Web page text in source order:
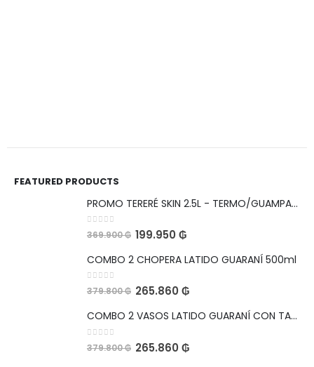
FEATURED PRODUCTS
PROMO TERERÉ SKIN 2.5L - TERMO/GUAMPA/BOMBILLA
0out of 5
369.900₲ 199.950 ₲
COMBO 2 CHOPERA LATIDO GUARANÍ 500ml
0out of 5
379.800₲ 265.860 ₲
COMBO 2 VASOS LATIDO GUARANÍ CON TAPA HERMETICA Y ABRIDOR 560ml
0 out of 5
379.800₲ 265.860 ₲